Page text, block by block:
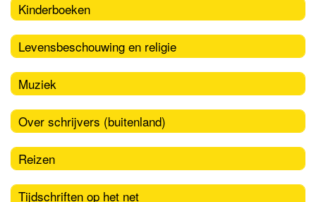
Kinderboeken
Levensbeschouwing en religie
Muziek
Over schrijvers (buitenland)
Reizen
Tijdschriften op het net